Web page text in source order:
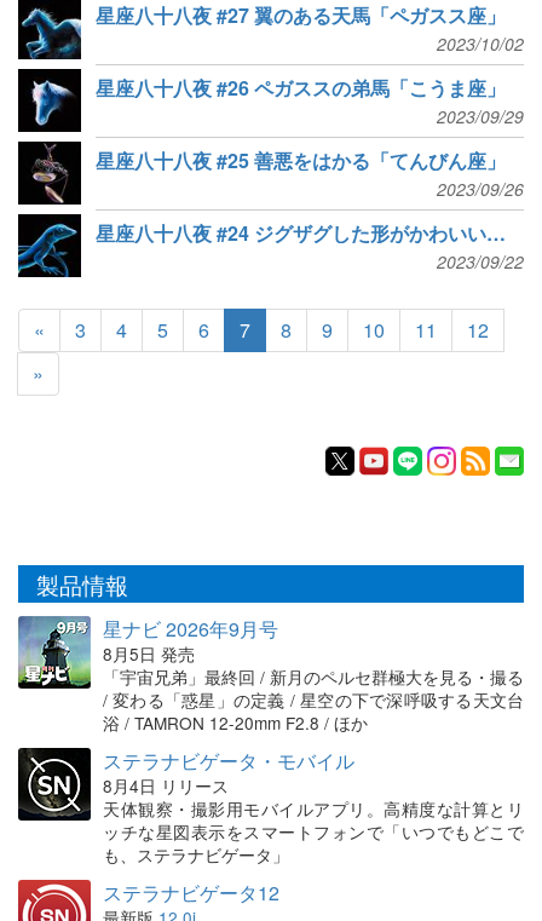
星座八十八夜 #27 翼のある天馬「ペガスス座」
2023/10/02
星座八十八夜 #26 ペガススの弟馬「こうま座」
2023/09/29
星座八十八夜 #25 善悪をはかる「てんびん座」
2023/09/26
星座八十八夜 #24 ジグザグした形がかわいい「とかげ座」
2023/09/22
« 3 4 5 6 7 8 9 10 11
12
»
製品情報
星ナビ 2026年9月号
8月5日 発売
「宇宙兄弟」最終回 / 新月のペルセ群極大を見る・撮る
/ 変わる「惑星」の定義 / 星空の下で深呼吸する天文台
浴 / TAMRON 12-20mm F2.8 / ほか
ステラナビゲータ・モバイル
8月4日 リリース
天体観察・撮影用モバイルアプリ。高精度な計算とリ
ッチな星図表示をスマートフォンで「いつでもどこで
も、ステラナビゲータ」
ステラナビゲータ12